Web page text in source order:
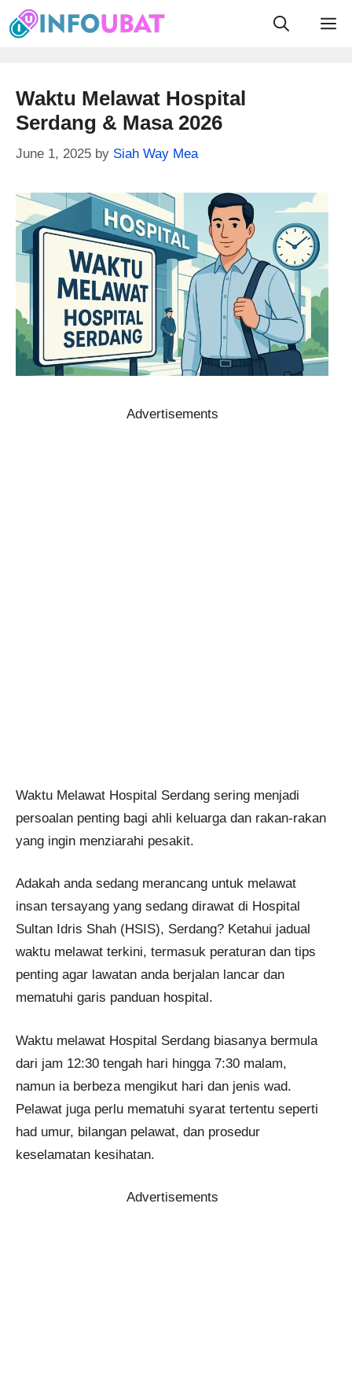
Skip
to
Waktu Melawat Hospital
Serdang & Masa 2026
June 1, 2025 by Siah Way Mea
Advertisements
Waktu Melawat Hospital Serdang sering menjadi
persoalan penting bagi ahli keluarga dan rakan-rakan
yang ingin menziarahi pesakit.
Adakah anda sedang merancang untuk melawat
insan tersayang yang sedang dirawat di Hospital
Sultan Idris Shah (HSIS), Serdang? Ketahui jadual
waktu melawat terkini, termasuk peraturan dan tips
penting agar lawatan anda berjalan lancar dan
mematuhi garis panduan hospital.
Waktu melawat Hospital Serdang biasanya bermula
dari jam 12:30 tengah hari hingga 7:30 malam,
namun ia berbeza mengikut hari dan jenis wad.
Pelawat juga perlu mematuhi syarat tertentu seperti
had umur, bilangan pelawat, dan prosedur
keselamatan kesihatan.
Advertisements